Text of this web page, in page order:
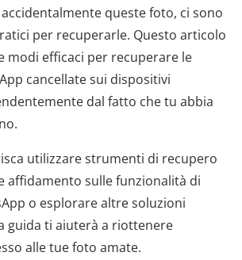
queste foto, ci sono
per recuperarle. Questo articolo
modi efficaci per recuperare le
cancellate sui dispositivi
dal fatto che tu abbia
utilizzare strumenti di recupero
affidamento sulle funzionalità di
o esplorare altre soluzioni
guida ti aiuterà a riottenere
alle tue foto amate.